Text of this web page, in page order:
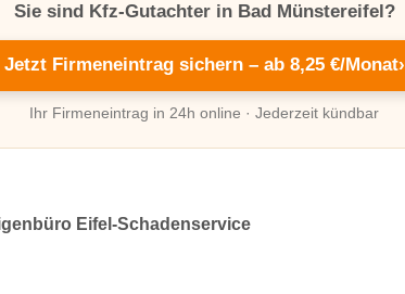
Sie sind Kfz-Gutachter in Bad Münstereifel?
Jetzt Firmeneintrag sichern – ab 8,25 €/Monat›
Ihr Firmeneintrag in 24h online · Jederzeit kündbar
Eifel-Schadenservice